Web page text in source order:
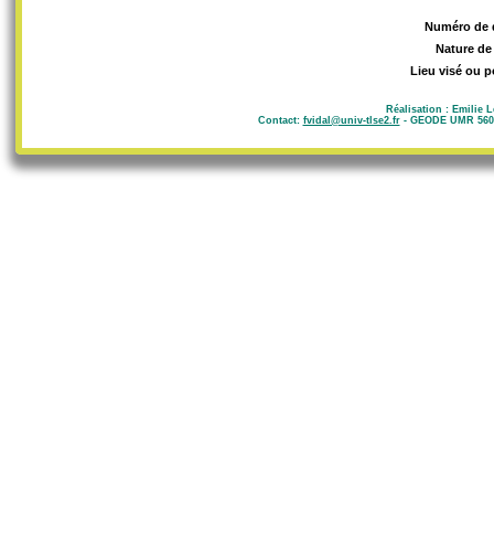
Numéro de
Nature
Lieu visé ou
Réalisation : Emilie
Contact: fvidal@univ-tlse2.fr- GEODE UMR